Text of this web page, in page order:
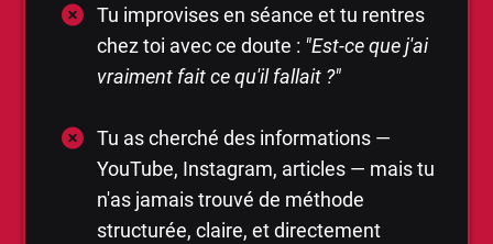
Tu improvises en séance et tu rentres
chez toi avec ce doute : "Est-ce que j'ai
vraiment fait ce qu'il fallait ?"
Tu as cherché des informations —
YouTube, Instagram, articles — mais tu
n'as jamais trouvé de méthode
structurée, claire, et directement